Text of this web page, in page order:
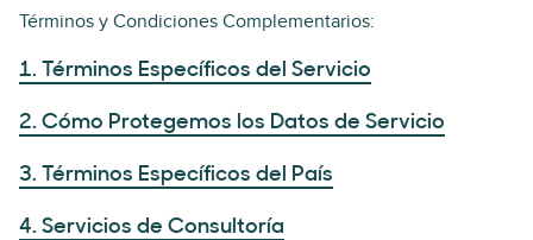
Términos y Condiciones Complementarios:
1. Términos Específicos del Servicio
2. Cómo Protegemos los Datos de Servicio
3. Términos Específicos del País
4. Servicios de Consultoría